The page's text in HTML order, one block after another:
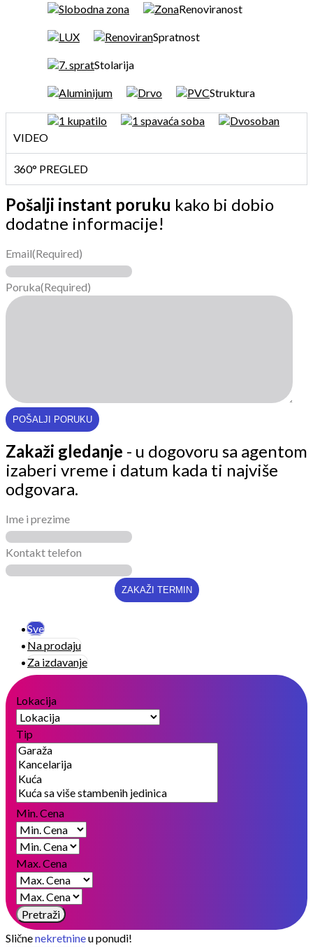
Slobodna zona ZonaRenoviranost
LUX RenoviranSpratnost
7. spratStolarija
Aluminijum Drvo PVCStruktura
1 kupatilo 1 spavaća soba
Dvosoban
VIDEO
360° PREGLED
Pošalji instant poruku kako bi dobio
dodatne informacije!
Email(Required)
Poruka(Required)
Zakaži gledanje - u dogovoru sa agentom
izaberi vreme i datum kada ti najviše
odgovara.
Ime i prezime
Kontakt telefon
Sve
Na prodaju
Za izdavanje
Lokacija
Tip
Min. Cena
Max. Cena
Pretraži
Sličnenekretnineu ponudi!